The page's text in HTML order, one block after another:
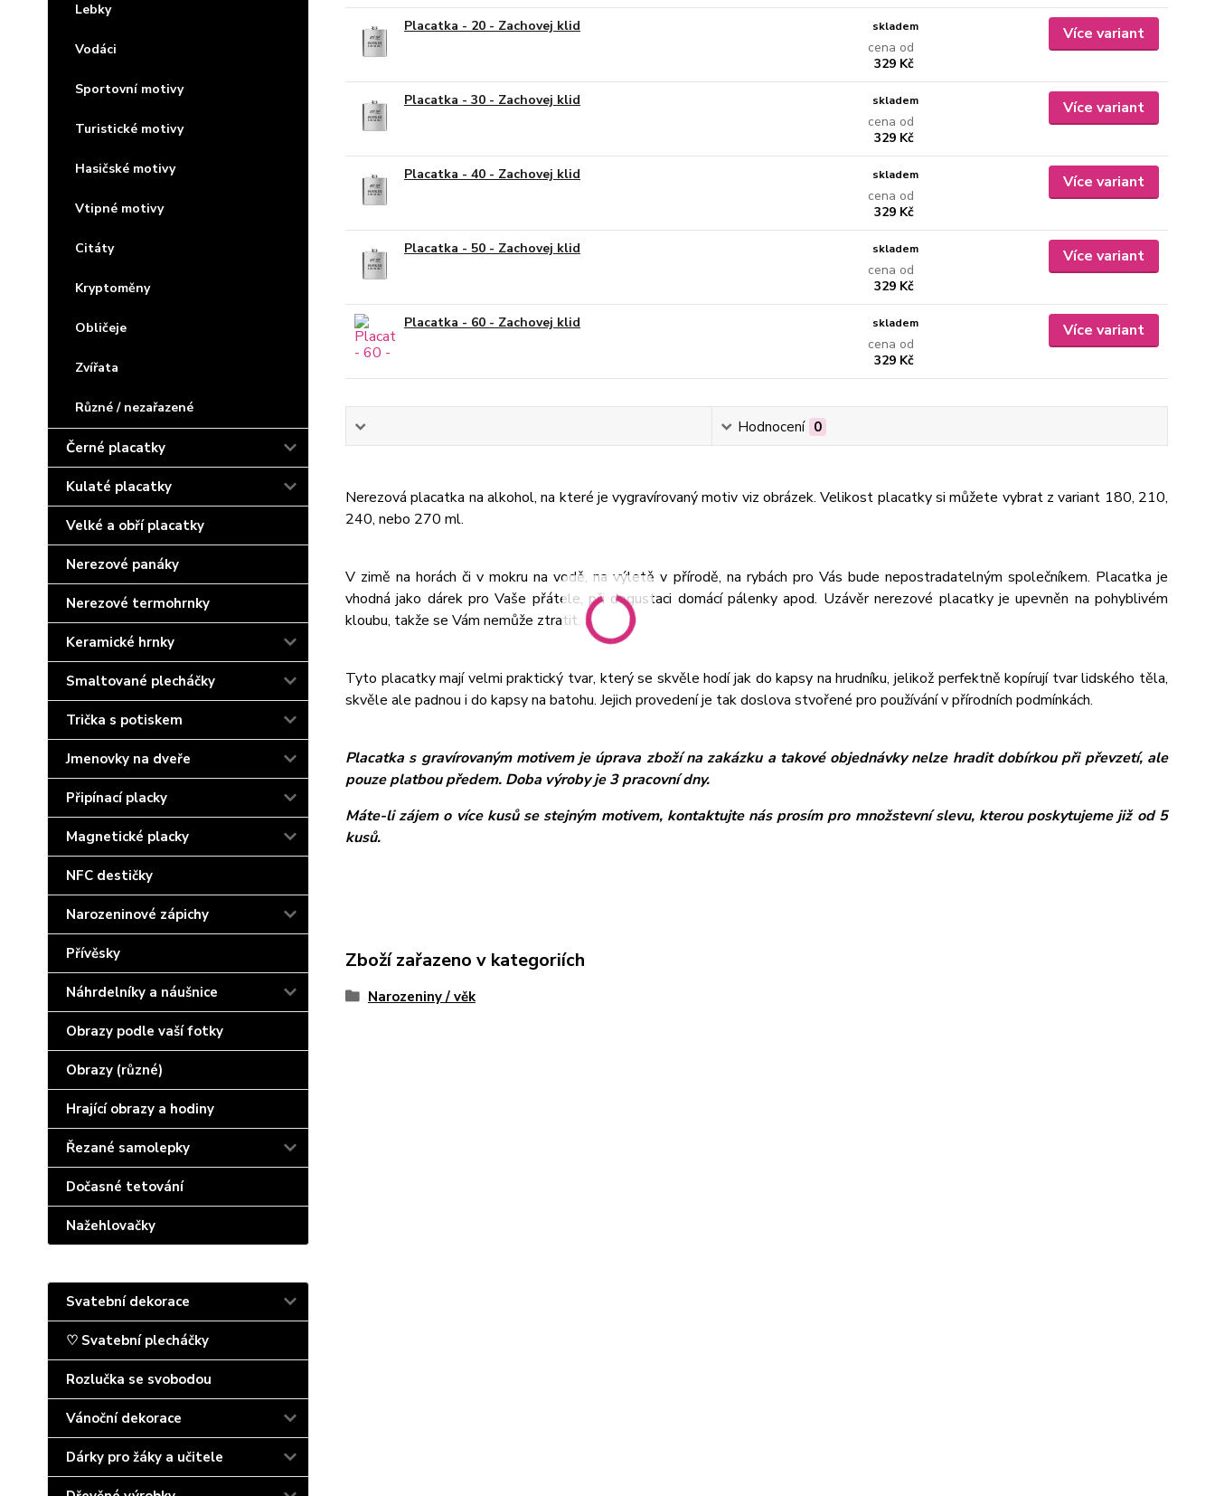
Lebky
Vodáci
Sportovní motivy
Turistické motivy
Hasičské motivy
Vtipné motivy
Citáty
Kryptoměny
Obličeje
Zvířata
Různé / nezařazené
Černé placatky
Kulaté placatky
Velké a obří placatky
Nerezové panáky
Nerezové termohrnky
Keramické hrnky
Smaltované plecháčky
Trička s potiskem
Jmenovky na dveře
Připínací placky
Magnetické placky
NFC destičky
Narozeninové zápichy
Přívěsky
Náhrdelníky a náušnice
Obrazy podle vaší fotky
Obrazy (různé)
Hrající obrazy a hodiny
Řezané samolepky
Dočasné tetování
Nažehlovačky
Svatební dekorace
♡ Svatební plecháčky
Rozlučka se svobodou
Vánoční dekorace
Dárky pro žáky a učitele
Placatka - 20 - Zachovej klid
cena od
329 Kč
skladem Více variant
Placatka - 30 - Zachovej klid
cena od
329 Kč
skladem Více variant
Placatka - 40 - Zachovej klid
cena od
329 Kč
skladem Více variant
Placatka - 50 - Zachovej klid
cena od
329 Kč
skladem Více variant
Placatka - 60 - Zachovej klid
cena od
329 Kč
skladem Více variant
Hodnocení 0
Nerezová placatka na alkohol, na které je vygravírovaný motiv viz obrázek. Velikost placatky si můžete vybrat z variant 180, 210,
240, nebo 270 ml.
V zimě na horách či v mokru na vodě, na výletě v přírodě, na rybách pro Vás bude nepostradatelným společníkem. Placatka je
vhodná jako dárek pro Vaše přátele, při degustaci domácí pálenky apod. Uzávěr nerezové placatky je upevněn na pohyblivém
kloubu, takže se Vám nemůže ztratit.
Tyto placatky mají velmi praktický tvar, který se skvěle hodí jak do kapsy na hrudníku, jelikož perfektně kopírují tvar lidského těla,
skvěle ale padnou i do kapsy na batohu. Jejich provedení je tak doslova stvořené pro používání v přírodních podmínkách.
Placatka s gravírovaným motivem je úprava zboží na zakázku a takové objednávky nelze hradit dobírkou při převzetí, ale
pouze platbou předem. Doba výroby je 3 pracovní dny.
Máte-li zájem o více kusů se stejným motivem, kontaktujte nás prosím pro množstevní slevu, kterou poskytujeme již od 5
kusů.
Zboží zařazeno v kategoriích
Narozeniny / věk